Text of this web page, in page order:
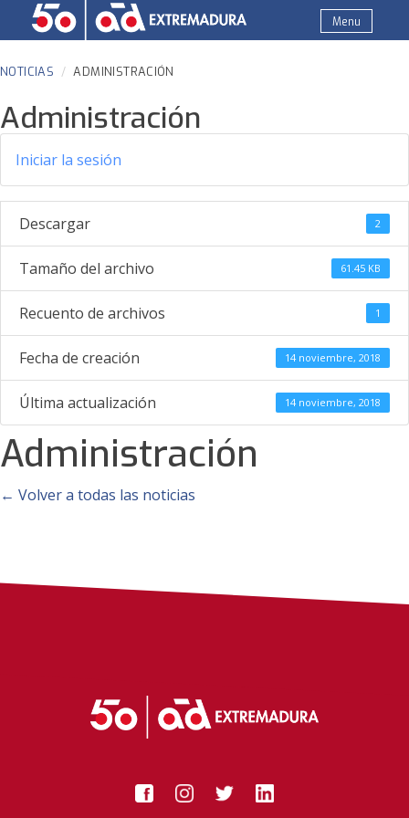
maquinaria y utillaje de taller. Al servicio del taller
Menu
NOTICIAS ADMINISTRACIÓN
Administración
Iniciar la sesión
Descargar 2
Tamaño del archivo 61.45 KB
Recuento de archivos 1
Fecha de creación 14 noviembre, 2018
Última actualización 14 noviembre, 2018
Administración
← Volver a todas las noticias